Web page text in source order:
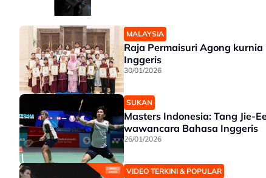
MALAYSIA
Raja Permaisuri Agong
Inggeris
30/01/2026
SUKAN
Masters Indonesia: Tang Jie-
wawancara Bahasa Inggeris
26/01/2026
VIDEO TERKINI & POPULAR